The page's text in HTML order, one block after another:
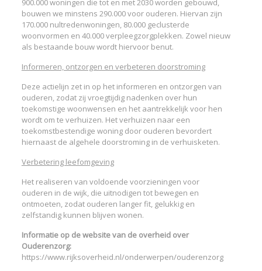
900.000 woningen die tot en met 2030 worden gebouwd,
bouwen we minstens 290.000 voor ouderen. Hiervan zijn
170.000 nultredenwoningen, 80.000 geclusterde
woonvormen en 40.000 verpleegzorgplekken. Zowel nieuw
als bestaande bouw wordt hiervoor benut.
Informeren, ontzorgen en verbeteren doorstroming
Deze actielijn zet in op het informeren en ontzorgen van
ouderen, zodat zij vroegtijdig nadenken over hun
toekomstige woonwensen en het aantrekkelijk voor hen
wordt om te verhuizen. Het verhuizen naar een
toekomstbestendige woning door ouderen bevordert
hiernaast de algehele doorstroming in de verhuisketen.
Verbetering leefomgeving
Het realiseren van voldoende voorzieningen voor
ouderen in de wijk, die uitnodigen tot bewegen en
ontmoeten, zodat ouderen langer fit, gelukkig en
zelfstandig kunnen blijven wonen.
Informatie op de website van de overheid over
Ouderenzorg:
https://www.rijksoverheid.nl/onderwerpen/ouderenzorg